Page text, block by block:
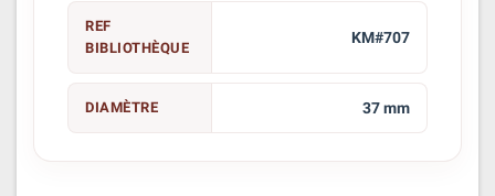
REF
BIBLIOTHÈQUE
KM#707
DIAMÈTRE 37 mm